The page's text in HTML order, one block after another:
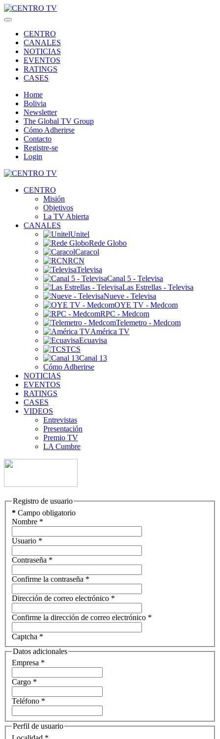
CENTRO
CANALES
NOTICIAS
EVENTOS
RATINGS
CASES
Home
Bolivia
Newsletter
The Global TV Group
Cómo Adherirse
Contacto
Registre-se
Login
CENTRO
Misión
Objetivos
La TV Abierta
CANALES
Unitel
Rede Globo
Caracol
RCN
Televisa
Canal 5 - Televisa
Las Estrellas - Televisa
Nueve - Televisa
OYE TV - Medcom
RPC - Medcom
Telemetro - Medcom
América TV
Ecuavisa
TCS
Canal 13
Cómo Adherirse
NOTICIAS
EVENTOS
RATINGS
CASES
VIDEOS
Entrevistas
Presentación
Premio TV
LA Cumbre
Registro de usuario
* Campo obligatorio
Nombre *
Usuario *
Contraseña *
Confirme la contraseña *
Dirección de correo electrónico *
Confirme la dirección de correo electrónico *
Captcha *
Datos adicionales
Empresa *
Cargo *
Teléfono *
Perfil de usuario